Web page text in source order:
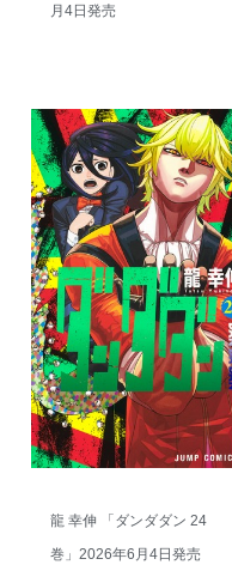
月4日発売
龍 幸伸 「ダンダダン 24
巻」2026年6月4日発売